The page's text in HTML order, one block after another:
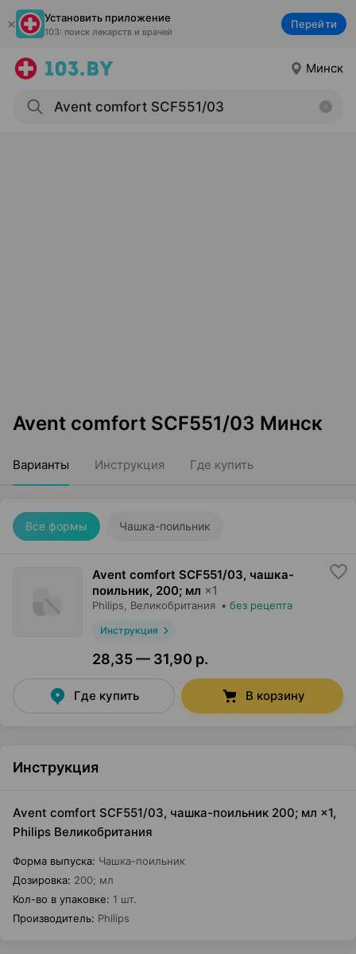
Установить приложение
103: поиск лекарств и врачей
Перейти
Минск
Avent comfort SCF551/03 Минск
Варианты Инструкция Где купить
Все формы Чашка-поильник
Avent comfort SCF551/03, чашка-
поильник, 200; мл ×1
Philips , Великобритания • без рецепта
Инструкция
28,35 — 31,90 р.
Где купить В корзину
Инструкция
Avent comfort SCF551/03, чашка-поильник 200; мл ×1,
Philips Великобритания
Форма выпуска: Чашка-поильник
Дозировка: 200; мл
Кол-во в упаковке: 1 шт.
Производитель: Philips